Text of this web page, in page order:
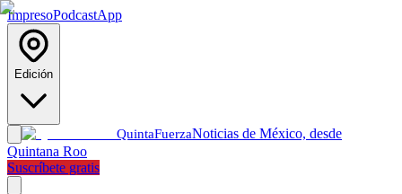
ImpresoPodcastApp
Edición
QuintaFuerzaNoticias de México, desde
Quintana Roo
Suscríbete gratis